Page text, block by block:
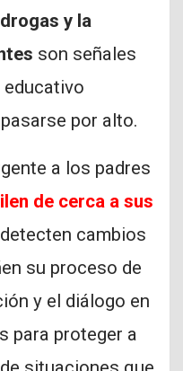
y la
son señales
educativo
por alto.
a los padres
de cerca a sus
detecten cambios
su proceso de
y el diálogo en
para proteger a